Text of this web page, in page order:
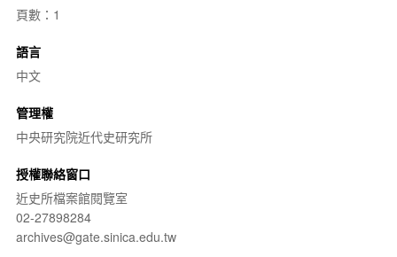
頁數：1
語言
中文
管理權
中央研究院近代史研究所
授權聯絡窗口
近史所檔案館閱覽室
02-27898284
archives@gate.sinica.edu.tw